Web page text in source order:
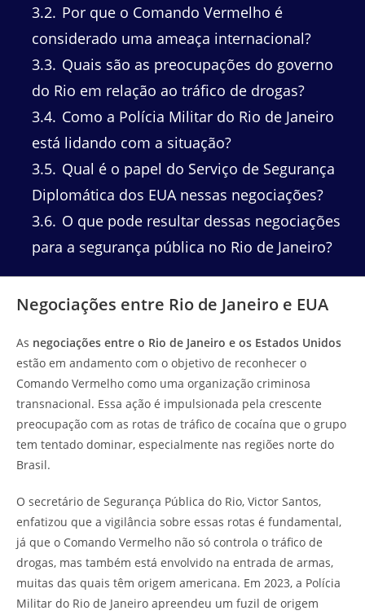
3.2 Por que o Comando Vermelho é
considerado uma ameaça internacional?
3.3 Quais são as preocupações do governo
do Rio em relação ao tráfico de drogas?
3.4 Como a Polícia Militar do Rio de Janeiro
está lidando com a situação?
3.5 Qual é o papel do Serviço de Segurança
Diplomática dos EUA nessas negociações?
3.6 O que pode resultar dessas negociações
para a segurança pública no Rio de Janeiro?
Negociações entre Rio de Janeiro e EUA
As negociações entre o Rio de Janeiro e os Estados Unidos
estão em andamento com o objetivo de reconhecer o
Comando Vermelho como uma organização criminosa
transnacional. Essa ação é impulsionada pela crescente
preocupação com as rotas de tráfico de cocaína que o grupo
tem tentado dominar, especialmente nas regiões norte do
Brasil.
O secretário de Segurança Pública do Rio, Victor Santos,
enfatizou que a vigilância sobre essas rotas é fundamental,
já que o Comando Vermelho não só controla o tráfico de
drogas, mas também está envolvido na entrada de armas,
muitas das quais têm origem americana. Em 2023, a Polícia
Militar do Rio de Janeiro apreendeu um fuzil de origem